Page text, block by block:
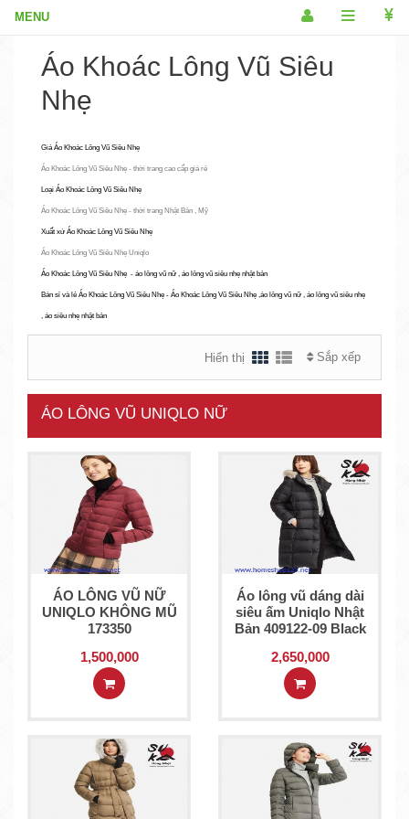
Áo Khoác Lông Vũ Siêu
Nhẹ
Giá Áo Khoác Lông Vũ Siêu Nhẹ
Áo Khoác Lông Vũ Siêu Nhẹ - thời trang cao cấp giá rẻ
Loại Áo Khoác Lông Vũ Siêu Nhẹ
Áo Khoác Lông Vũ Siêu Nhẹ - thời trang Nhật Bản , Mỹ
Xuất xứ Áo Khoác Lông Vũ Siêu Nhẹ
Áo Khoác Lông Vũ Siêu Nhẹ Uniqlo
Áo Khoác Lông Vũ Siêu Nhẹ - áo lông vũ nữ , áo lông vũ siêu nhẹ nhật bản
Bán sỉ và lẻ Áo Khoác Lông Vũ Siêu Nhẹ - Áo Khoác Lông Vũ Siêu Nhẹ ,áo lông vũ nữ , áo lông vũ siêu nhẹ
, áo siêu nhẹ nhật bản
Sắp xếp
Hiển thị
ÁO LÔNG VŨ UNIQLO NỮ
ÁO LÔNG VŨ NỮ
UNIQLO KHÔNG MŨ
173350
1,500,000
Áo lông vũ dáng dài
siêu ấm Uniqlo Nhật
Bản 409122-09 Black
2,650,000